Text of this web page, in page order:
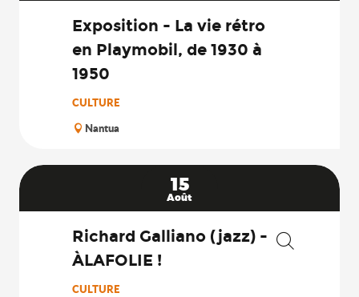
Exposition - La vie rétro
en Playmobil, de 1930 à
1950
CULTURE
Nantua
15
Août
Richard Galliano (jazz) -
ÀLAFOLIE !
CULTURE